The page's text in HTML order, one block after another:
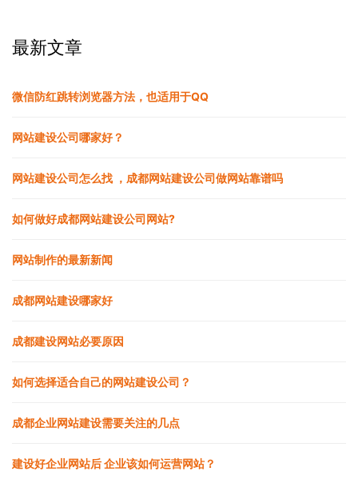
最新文章
微信防红跳转浏览器方法，也适用于QQ
网站建设公司哪家好？
网站建设公司怎么找 ，成都网站建设公司做网站靠谱吗
如何做好成都网站建设公司网站?
网站制作的最新新闻
成都网站建设哪家好
成都建设网站必要原因
如何选择适合自己的网站建设公司？
成都企业网站建设需要关注的几点
建设好企业网站后 企业该如何运营网站？